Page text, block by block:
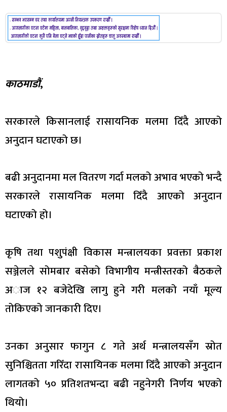
काठमाडौं,
सरकारले किसानलाई रासायनिक मलमा दिँदै आएको
अनुदान घटाएको छ।
बढी अनुदानमा मल वितरण गर्दा मलको अभाव भएको भन्दै
सरकारले रासायनिक मलमा दिँदै आएको अनुदान
घटाएको हो।
कृषि तथा पशुपंक्षी विकास मन्त्रालयका प्रवक्ता प्रकाश
सञ्जेलले सोमबार बसेको विभागीय मन्त्रीस्तरको बैठकले
अाज १२ बजेदेखि लागु हुने गरी मलको नयाँ मूल्य
तोकिएको जानकारी दिए।
उनका अनुसार फागुन ८ गते अर्थ मन्त्रालयसँग स्रोत
सुनिश्चितता गरिँदा रासायिनक मलमा दिँदै आएको अनुदान
लागतको ५० प्रतिशतभन्दा बढी नहुनेगरी निर्णय भएको
थियो।